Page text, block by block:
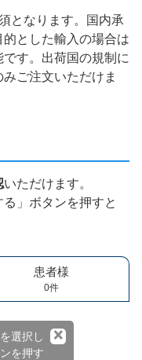
となります。国内承
とした輸入の場合は
す。出荷国の規制に
ご注文いただけま
いただけます。
」ボタンを押すと
患者様
0件
選択し
を押す
×